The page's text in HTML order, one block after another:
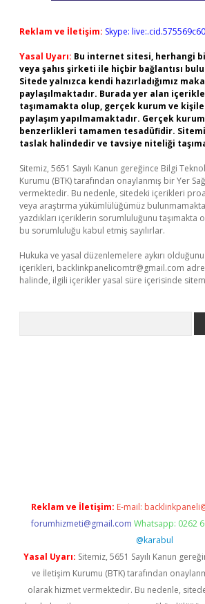
Reklam ve İletişim: Skype:
Yasal Uyarı: Bu internet sitesi, herhangi
veya şahıs şirketi ile hiçbir bağlantısı
Sitede yalnızca kendi hazırladığımız
paylaşılmaktadır. Burada yer alan
taşımamakta olup, gerçek kurum ve
paylaşım yapılmamaktadır. Gerçek
benzerlikleri tamamen tesadüfidir.
taslak halindedir ve tavsiye niteliği
Sitemiz, 5651 Sayılı Kanun gereğince Bilgi
Kurumu (BTK) tarafından onaylanmış bir Yer
vermektedir. Bu nedenle, sitedeki içerikleri
veya araştırma yükümlülüğümüz
yazdıkları içeriklerin sorumluluğunu taşımakta
bu sorumluluğu kabul etmiş sayılırlar.
Hukuka ve yasal düzenlemelere aykırı
içerikleri, backlinkpanelicomtr@gmail.com
halinde, ilgili içerikler yasal süre içerisinde
Reklam ve İletişim: E-mail:
forumhizmeti@gmail.com Whatsapp: 0262
@karabul
Yasal Uyarı: Sitemiz, 5651 Sayılı Kanun
ve İletişim Kurumu (BTK) tarafından
olarak hizmet vermektedir. Bu nedenle,